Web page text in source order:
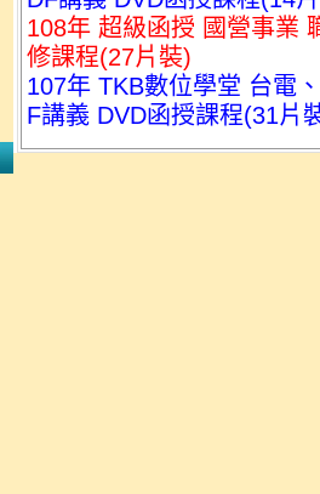
108年 超級函授 國營事業
修課程(27片裝)
107年 TKB數位學堂 台電
F講義 DVD函授課程(31片